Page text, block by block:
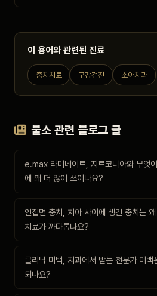
이 용어와 관련된 진료
충치치료 구강검진 소아치과
불소 관련 블로그 글
e.max 라미네이트, 지르코니아와 무엇
에 왜 더 많이 쓰이나요?
인접면 충치, 치아 사이에 생긴 충치는
치료가 까다롭나요?
클리닉 미백, 치과에서 받는 전문가 미백
되나요?